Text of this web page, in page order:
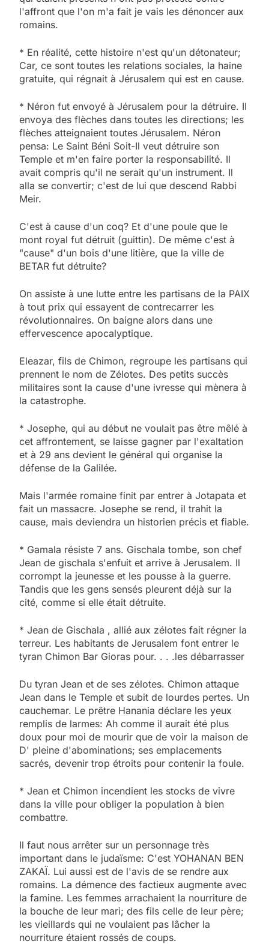
l'affront que l'on m'a fait je vais les dénoncer aux
romains.
* En réalité, cette histoire n'est qu'un détonateur;
Car, ce sont toutes les relations sociales, la haine
gratuite, qui régnait à Jérusalem qui est en cause.
* Néron fut envoyé à Jérusalem pour la détruire. Il
envoya des flèches dans toutes les directions; les
flèches atteignaient toutes Jérusalem. Néron
pensa: Le Saint Béni Soit-Il veut détruire son
Temple et m'en faire porter la responsabilité. Il
avait compris qu'il ne serait qu'un instrument. Il
alla se convertir; c'est de lui que descend Rabbi
Meir.
C'est à cause d'un coq? Et d'une poule que le
mont royal fut détruit (guittin). De même c'est à
"cause" d'un bois d'une litière, que la ville de
BETAR fut détruite?
On assiste à une lutte entre les partisans de la PAIX
à tout prix qui essayent de contrecarrer les
révolutionnaires. On baigne alors dans une
effervescence apocalyptique.
Eleazar, fils de Chimon, regroupe les partisans qui
prennent le nom de Zélotes. Des petits succès
militaires sont la cause d'une ivresse qui mènera à
la catastrophe.
* Josephe, qui au début ne voulait pas être mêlé à
cet affrontement, se laisse gagner par l'exaltation
et à 29 ans devient le général qui organise la
défense de la Galilée.
Mais l'armée romaine finit par entrer à Jotapata et
fait un massacre. Josephe se rend, il trahit la
cause, mais deviendra un historien précis et fiable.
* Gamala résiste 7 ans. Gischala tombe, son chef
Jean de gischala s'enfuit et arrive à Jerusalem. Il
corrompt la jeunesse et les pousse à la guerre.
Tandis que les gens sensés pleurent déjà sur la
cité, comme si elle était détruite.
* Jean de Gischala , allié aux zélotes fait régner la
terreur. Les habitants de Jerusalem font entrer le
tyran Chimon Bar Gioras pour. . . .les débarrasser
Du tyran Jean et de ses zélotes. Chimon attaque
Jean dans le Temple et subit de lourdes pertes. Un
cauchemar. Le prêtre Hanania déclare les yeux
remplis de larmes: Ah comme il aurait été plus
doux pour moi de mourir que de voir la maison de
D' pleine d'abominations; ses emplacements
sacrés, devenir trop étroits pour contenir la foule.
* Jean et Chimon incendient les stocks de vivre
dans la ville pour obliger la population à bien
combattre.
Il faut nous arrêter sur un personnage très
important dans le judaïsme: C'est YOHANAN BEN
ZAKAÏ. Lui aussi est de l'avis de se rendre aux
romains. La démence des factieux augmente avec
la famine. Les femmes arrachaient la nourriture de
la bouche de leur mari; des fils celle de leur père;
les vieillards qui ne voulaient pas lâcher la
nourriture étaient rossés de coups.